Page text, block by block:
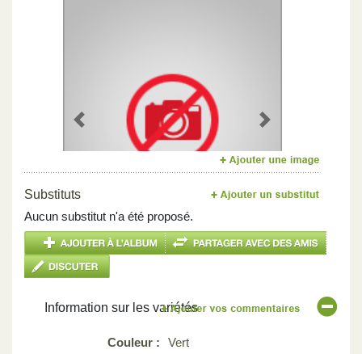
Previous Next
Substituts
Aucun substitut n'a été proposé.
Information sur les variétés
Couleur :
Vert